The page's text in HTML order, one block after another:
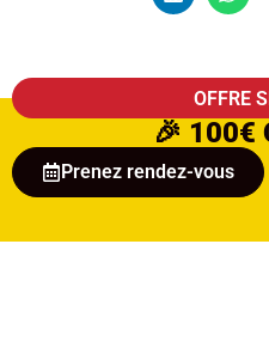
OFFRE
🎉 100€
Prenez rendez-vous